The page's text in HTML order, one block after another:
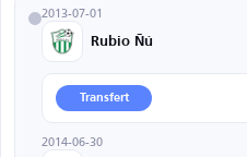
2013-07-01
Rubio Ñú
Transfert
2014-06-30